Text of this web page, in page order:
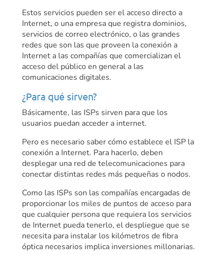
Estos servicios pueden ser el acceso directo a
Internet, o una empresa que registra dominios,
servicios de correo electrónico, o las grandes
redes que son las que proveen la conexión a
Internet a las compañías que comercializan el
acceso del público en general a las
comunicaciones digitales.
¿Para qué sirven?
Básicamente, las ISPs sirven para que los
usuarios puedan acceder a internet.
Pero es necesario saber cómo establece el ISP la
conexión a Internet. Para hacerlo, deben
desplegar una red de telecomunicaciones para
conectar distintas redes más pequeñas o nodos.
Como las ISPs son las compañías encargadas de
proporcionar los miles de puntos de acceso para
que cualquier persona que requiera los servicios
de Internet pueda tenerlo, el despliegue que se
necesita para instalar los kilómetros de fibra
óptica necesarios implica inversiones millonarias.